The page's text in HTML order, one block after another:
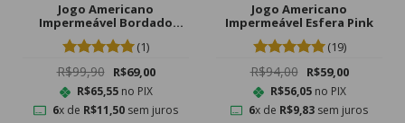
Jogo Americano
Impermeável Bordado
Primavera Tiffany
(1)
R$99,90 R$69,00
R$65,55no PIX
6x de R$11,50sem juros
Jogo Americano
Impermeável Esfera Pink
(19)
R$94,00 R$59,00
R$56,05no PIX
6x de R$9,83 sem juros